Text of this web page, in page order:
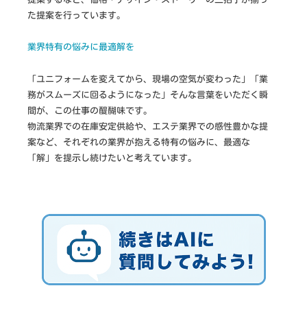
た提案を行っています。
業界特有の悩みに最適解を
「ユニフォームを変えてから、現場の空気が変わった」「業
務がスムーズに回るようになった」そんな言葉をいただく瞬
間が、この仕事の醍醐味です。
物流業界での在庫安定供給や、エステ業界での感性豊かな提
案など、それぞれの業界が抱える特有の悩みに、最適な
「解」を提示し続けたいと考えています。